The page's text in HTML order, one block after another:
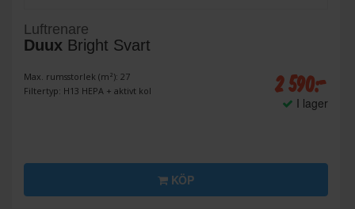
Luftrenare
Duux Bright Svart
Max. rumsstorlek (m²): 27
Filtertyp: H13 HEPA + aktivt kol
2 590:-
I lager
KÖP